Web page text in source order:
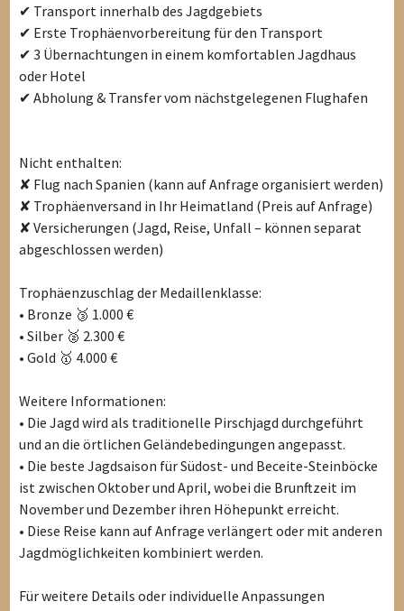
✔ Transport innerhalb des Jagdgebiets
✔ Erste Trophäenvorbereitung für den Transport
✔ 3 Übernachtungen in einem komfortablen Jagdhaus
oder Hotel
✔ Abholung & Transfer vom nächstgelegenen Flughafen
Nicht enthalten:
✘ Flug nach Spanien (kann auf Anfrage organisiert werden)
✘ Trophäenversand in Ihr Heimatland (Preis auf Anfrage)
✘ Versicherungen (Jagd, Reise, Unfall – können separat
abgeschlossen werden)
Trophäenzuschlag der Medaillenklasse:
• Bronze 🥉 1.000 €
• Silber 🥈 2.300 €
• Gold 🥇 4.000 €
Weitere Informationen:
• Die Jagd wird als traditionelle Pirschjagd durchgeführt
und an die örtlichen Geländebedingungen angepasst.
• Die beste Jagdsaison für Südost- und Beceite-Steinböcke
ist zwischen Oktober und April, wobei die Brunftzeit im
November und Dezember ihren Höhepunkt erreicht.
• Diese Reise kann auf Anfrage verlängert oder mit anderen
Jagdmöglichkeiten kombiniert werden.
Für weitere Details oder individuelle Anpassungen